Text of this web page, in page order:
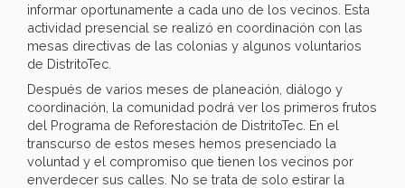
informar oportunamente a cada uno de los vecinos. Esta
actividad presencial se realizó en coordinación con las
mesas directivas de las colonias y algunos voluntarios
de DistritoTec.
Después de varios meses de planeación, diálogo y
coordinación, la comunidad podrá ver los primeros frutos
del Programa de Reforestación de DistritoTec. En el
transcurso de estos meses hemos presenciado la
voluntad y el compromiso que tienen los vecinos por
enverdecer sus calles. No se trata de solo estirar la